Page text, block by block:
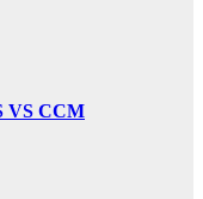
VS CCM